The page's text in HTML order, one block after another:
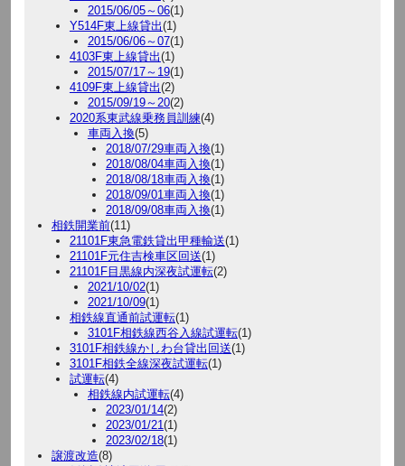
2015/06/05～06(1)
Y514F東上線貸出(1)
2015/06/06～07(1)
4103F東上線貸出(1)
2015/07/17～19(1)
4109F東上線貸出(2)
2015/09/19～20(2)
2020系東武線乗務員訓練(4)
車両入換(5)
2018/07/29車両入換(1)
2018/08/04車両入換(1)
2018/08/18車両入換(1)
2018/09/01車両入換(1)
2018/09/08車両入換(1)
相鉄開業前(11)
21101F東急電鉄貸出甲種輸送(1)
21101F元住吉検車区回送(1)
21101F目黒線内深夜試運転(2)
2021/10/02(1)
2021/10/09(1)
相鉄線直通前試運転(1)
3101F相鉄線西谷入線試運転(1)
3101F相鉄線かしわ台貸出回送(1)
3101F相鉄全線深夜試運転(1)
試運転(4)
相鉄線内試運転(4)
2023/01/14(2)
2023/01/21(1)
2023/02/18(1)
譲渡改造(8)